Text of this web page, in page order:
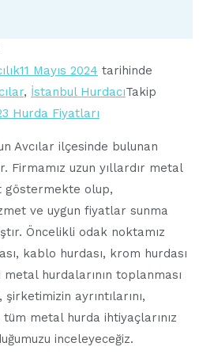
11 Mayıs 2024 tarihinde
, İstanbul HurdacıTakip
Hurda Fiyatları
Avcılar ilçesinde bulunan
Firmamız uzun yıllardır metal
göstermekte olup,
ve uygun fiyatlar sunma
Öncelikli odak noktamız
kablo hurdası, krom hurdası
hurdalarının toplanması
ayrıntılarını,
metal hurda ihtiyaçlarınız
inceleyeceğiz.